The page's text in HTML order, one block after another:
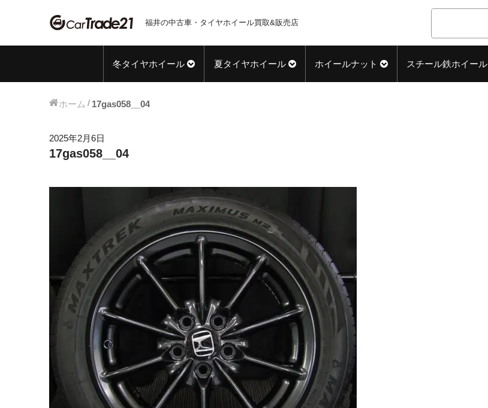
福井の中古車・タイヤホイール買取&販売店
冬タイヤホイール 夏タイヤホイール ホイールナット スチール鉄ホイール
ホーム 17gas058__04
2025年2月6日
17gas058__04